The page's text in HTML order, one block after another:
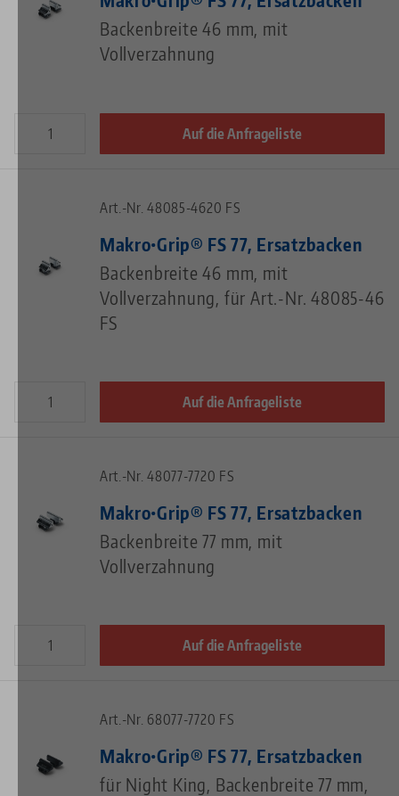
Backenbreite 46 mm, mit
Vollverzahnung
Auf die Anfrageliste
Art.-Nr. 48085-4620 FS
Makro•Grip® FS 77, Ersatzbacken
Backenbreite 46 mm, mit
Vollverzahnung, für Art.-Nr. 48085-46
FS
Auf die Anfrageliste
Art.-Nr. 48077-7720 FS
Makro•Grip® FS 77, Ersatzbacken
Backenbreite 77 mm, mit
Vollverzahnung
Auf die Anfrageliste
Art.-Nr. 68077-7720 FS
Makro•Grip® FS 77, Ersatzbacken
für Night King, Backenbreite 77 mm,